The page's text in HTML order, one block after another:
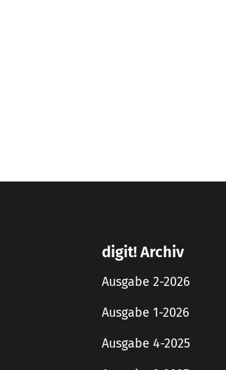
digit! Archiv
Ausgabe 2-2026
Ausgabe 1-2026
Ausgabe 4-2025